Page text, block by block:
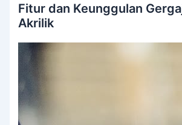
Fitur dan Keunggulan
Akrilik